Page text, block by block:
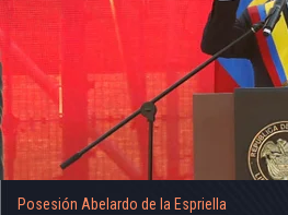
Posesión Abelardo de la Espriella